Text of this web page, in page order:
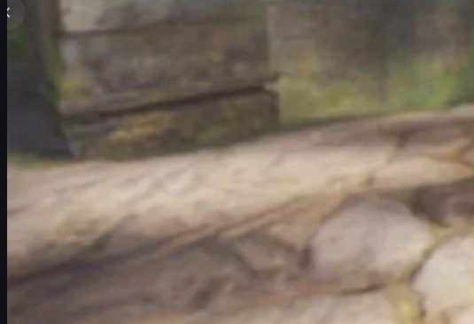
Alle Blue Gem tiers
(1 t/m 4) en hun patternnummers.
Hoe je achterhaalt of jouw mes een
uiterlijk en prijs be\u00efnvloedt.
Richtprijzen, zeldzaamheid en handige
Daarnaast leggen we uit hoe je veilig kunt handelen incs skins encsgo skins
Wat is een Blue Gem in CS2?
is geen aparte skin, maar eenspecifiek patroon
binnen de Case
goud/geel en paars kan hebben. Bij Blue Gems ligt de focus op zoveel mogelijk
Over het algemeen beschouwen spelers een Case Hardened-mes pas als echte
Het grootste deel van het lemmet blauw is (vooral de
play side
Gele en paarse delen nauwelijks zichtbaar zijn of enkel aan de rand